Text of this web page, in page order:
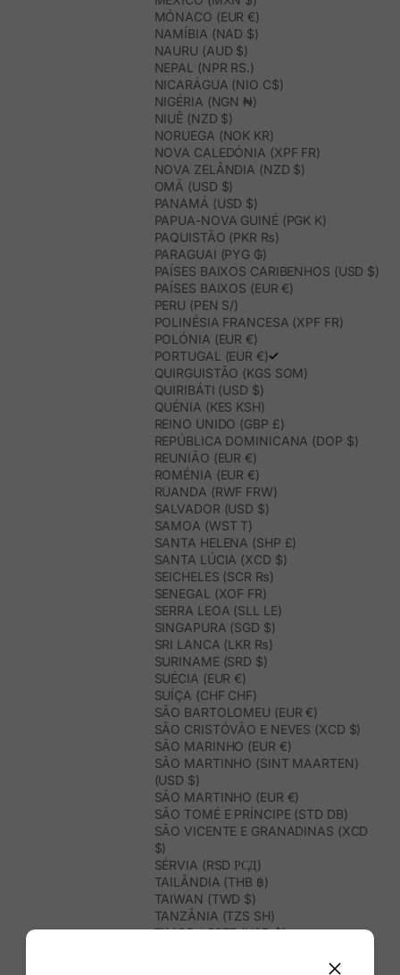
MÓNACO (EUR €)
NAMÍBIA (NAD $)
NAURU (AUD $)
NEPAL (NPR RS.)
NICARÁGUA (NIO C$)
NIGÉRIA (NGN ₦)
NIUÊ (NZD $)
NORUEGA (NOK KR)
NOVA CALEDÓNIA (XPF FR)
NOVA ZELÂNDIA (NZD $)
OMÃ (USD $)
PANAMÁ (USD $)
PAPUA-NOVA GUINÉ (PGK K)
PAQUISTÃO (PKR ₨)
PARAGUAI (PYG ₲)
PAÍSES BAIXOS CARIBENHOS (USD $)
PAÍSES BAIXOS (EUR €)
PERU (PEN S/)
POLINÉSIA FRANCESA (XPF FR)
POLÓNIA (EUR €)
PORTUGAL (EUR €)
QUIRGUISTÃO (KGS SOM)
QUIRIBÁTI (USD $)
QUÉNIA (KES KSH)
REINO UNIDO (GBP £)
REPÚBLICA DOMINICANA (DOP $)
REUNIÃO (EUR €)
ROMÉNIA (EUR €)
RUANDA (RWF FRW)
SALVADOR (USD $)
SAMOA (WST T)
SANTA HELENA (SHP £)
SANTA LÚCIA (XCD $)
SEICHELES (SCR ₨)
SENEGAL (XOF FR)
SERRA LEOA (SLL LE)
SINGAPURA (SGD $)
SRI LANCA (LKR ₨)
SURINAME (SRD $)
SUÉCIA (EUR €)
SUÍÇA (CHF CHF)
SÃO BARTOLOMEU (EUR €)
SÃO CRISTÓVÃO E NEVES (XCD $)
SÃO MARINHO (EUR €)
SÃO MARTINHO (SINT MAARTEN)
(USD $)
SÃO MARTINHO (EUR €)
SÃO TOMÉ E PRÍNCIPE (STD DB)
SÃO VICENTE E GRANADINAS (XCD
$)
SÉRVIA (RSD РСД)
TAILÂNDIA (THB ฿)
TAIWAN (TWD $)
TANZÂNIA (TZS SH)
TIMOR-LESTE (USD $)